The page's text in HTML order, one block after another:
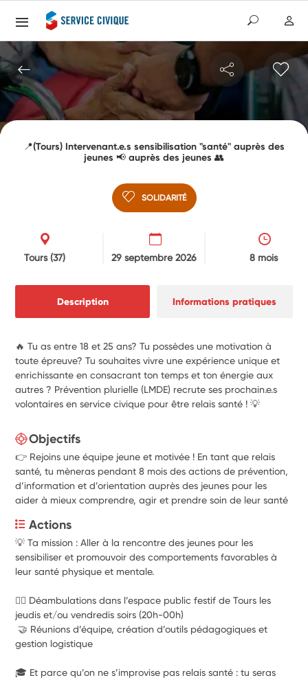
📍(Tours) Intervenant.e.s sensibilisation "santé" auprès des
jeunes 📢 auprès des jeunes 👥
SOLIDARITÉ
Tours(37) 29 septembre 2026 8 mois
Description Informations pratiques
🔥 Tu as entre 18 et 25 ans? Tu possèdes une motivation à
toute épreuve? Tu souhaites vivre une expérience unique et
enrichissante en consacrant ton temps et ton énergie aux
autres ? Prévention plurielle (LMDE) recrute ses prochain.e.s
volontaires en service civique pour être relais santé ! 💡
Objectifs
👉 Rejoins une équipe jeune et motivée ! En tant que relais
santé, tu mèneras pendant 8 mois des actions de prévention,
d’information et d’orientation auprès des jeunes pour les
aider à mieux comprendre, agir et prendre soin de leur santé
Actions
💡 Ta mission : Aller à la rencontre des jeunes pour les
sensibiliser et promouvoir des comportements favorables à
leur santé physique et mentale.
🚶‍♀️ Déambulations dans l’espace public festif de Tours les
jeudis et/ou vendredis soirs (20h-00h)
🤝 Réunions d’équipe, création d’outils pédagogiques et
gestion logistique
🎓 Et parce qu’on ne s’improvise pas relais santé : tu seras